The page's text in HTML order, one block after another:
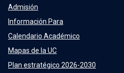
Admisión
Información Para
Calendario Académico
Mapas de la UC
Plan estratégico 2026-2030